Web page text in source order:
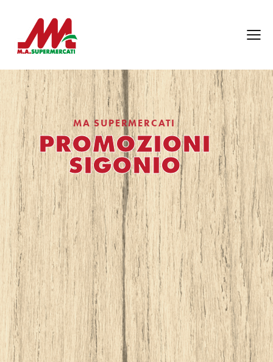
MA SUPERMERCATI
PROMOZIONI
SIGONIO